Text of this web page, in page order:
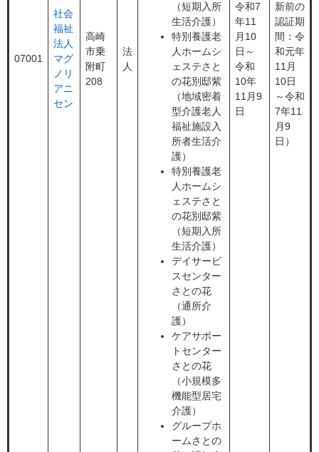
07001
社会
福祉
法人
マグ
ノリ
アニ
セン
高崎
市乗
附町
208
法
人
（短期入所
生活介護）
特別養護老
人ホームシ
ェステさと
の花別邸紫
（地域密着
型介護老人
福祉施設入
所者生活介
護）
特別養護老
人ホームシ
ェステさと
の花別邸紫
（短期入所
生活介護）
デイサービ
スセンター
さとの花
（通所介
護）
ケアサポー
トセンター
さとの花
（小規模多
機能型居宅
介護）
グループホ
ームさとの
令和7
年11
月10
日～
令和
10年
11月9
日
新前の
認証期
間：令
和元年
11月
10日
～令和
7年11
月9
日）